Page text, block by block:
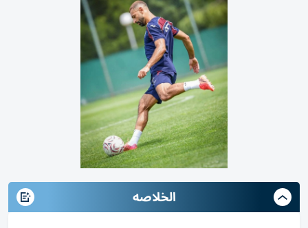
الخلاصه